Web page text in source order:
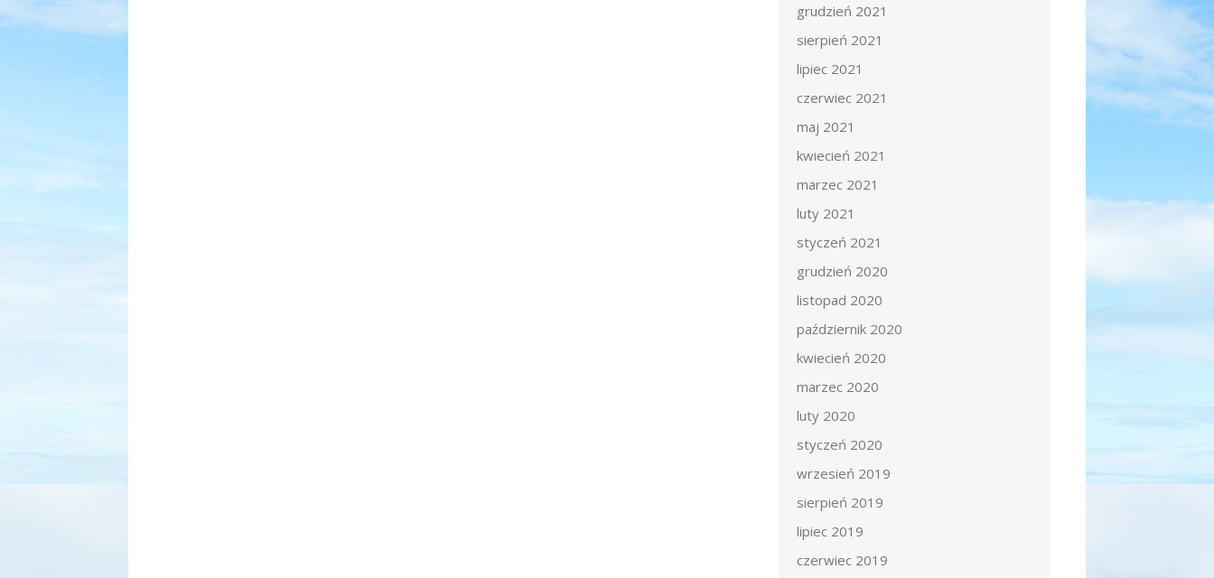
grudzień 2021
sierpień 2021
lipiec 2021
czerwiec 2021
maj 2021
kwiecień 2021
marzec 2021
luty 2021
styczeń 2021
grudzień 2020
listopad 2020
październik 2020
kwiecień 2020
marzec 2020
luty 2020
styczeń 2020
wrzesień 2019
sierpień 2019
lipiec 2019
czerwiec 2019